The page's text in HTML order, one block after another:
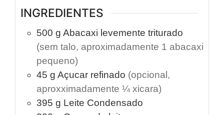
INGREDIENTES
500 g Abacaxi levemente triturado
(sem talo, aproximadamente 1 abacaxi
pequeno)
45 g Açucar refinado (opcional,
aproxximadamente ¼ xicara)
395 g Leite Condensado